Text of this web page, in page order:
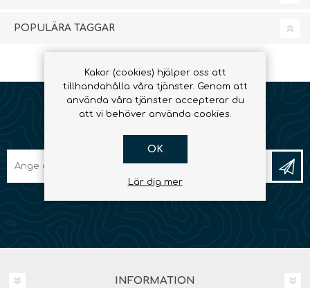
POPULÄRA TAGGAR
INFORMATION
Kakor (cookies) hjälper oss att
tillhandahålla våra tjänster. Genom att
använda våra tjänster accepterar du
att vi behöver använda cookies.
OK
Lär dig mer